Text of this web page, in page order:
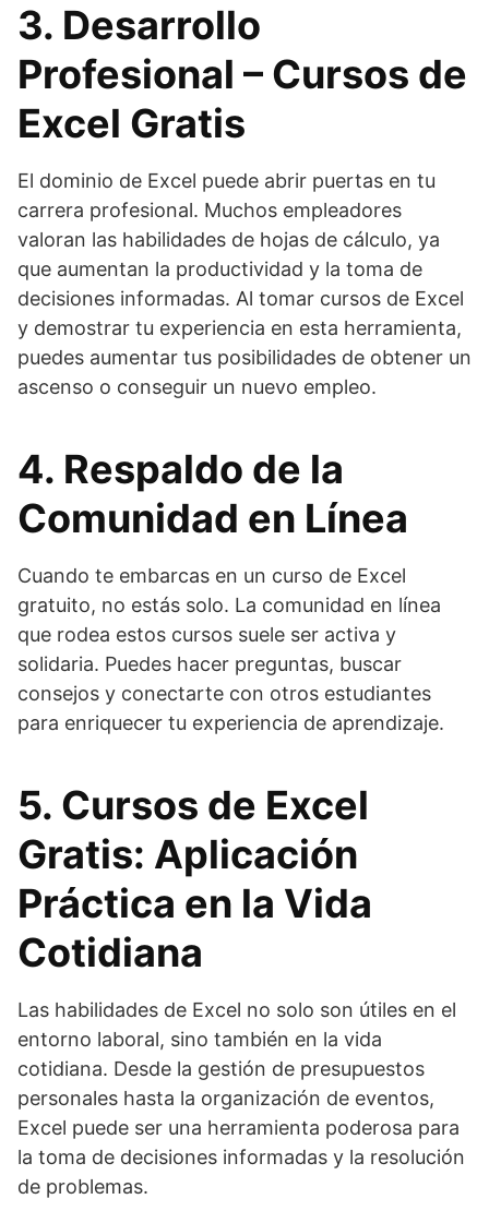
3. Desarrollo
Profesional – Cursos de
Excel Gratis
El dominio de Excel puede abrir puertas en tu
carrera profesional. Muchos empleadores
valoran las habilidades de hojas de cálculo, ya
que aumentan la productividad y la toma de
decisiones informadas. Al tomar cursos de Excel
y demostrar tu experiencia en esta herramienta,
puedes aumentar tus posibilidades de obtener un
ascenso o conseguir un nuevo empleo.
4. Respaldo de la
Comunidad en Línea
Cuando te embarcas en un curso de Excel
gratuito, no estás solo. La comunidad en línea
que rodea estos cursos suele ser activa y
solidaria. Puedes hacer preguntas, buscar
consejos y conectarte con otros estudiantes
para enriquecer tu experiencia de aprendizaje.
5. Cursos de Excel
Gratis: Aplicación
Práctica en la Vida
Cotidiana
Las habilidades de Excel no solo son útiles en el
entorno laboral, sino también en la vida
cotidiana. Desde la gestión de presupuestos
personales hasta la organización de eventos,
Excel puede ser una herramienta poderosa para
la toma de decisiones informadas y la resolución
de problemas.